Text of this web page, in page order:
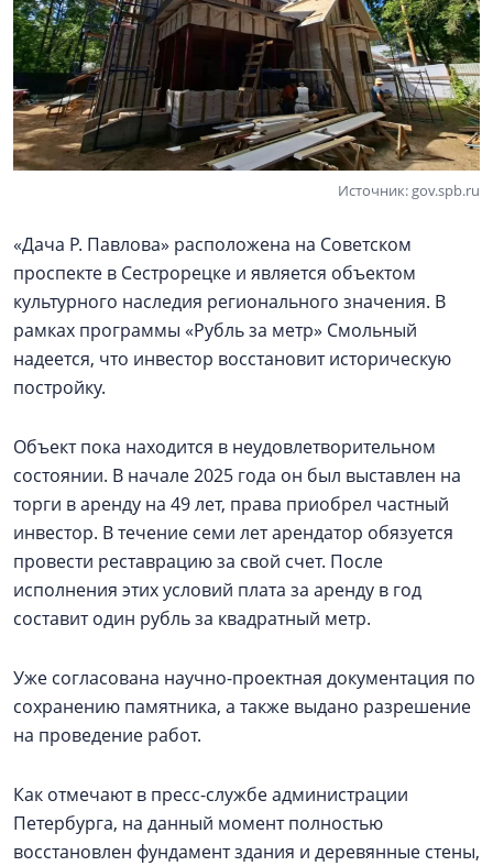
Источник: gov.spb.ru
«Дача Р. Павлова» расположена на Советском
проспекте в Сестрорецке и является объектом
культурного наследия регионального значения. В
рамках программы «Рубль за метр» Смольный
надеется, что инвестор восстановит историческую
постройку.
Объект пока находится в неудовлетворительном
состоянии. В начале 2025 года он был выставлен на
торги в аренду на 49 лет, права приобрел частный
инвестор. В течение семи лет арендатор обязуется
провести реставрацию за свой счет. После
исполнения этих условий плата за аренду в год
составит один рубль за квадратный метр.
Уже согласована научно-проектная документация по
сохранению памятника, а также выдано разрешение
на проведение работ.
Как отмечают в пресс-службе администрации
Петербурга, на данный момент полностью
восстановлен фундамент здания и деревянные стены,